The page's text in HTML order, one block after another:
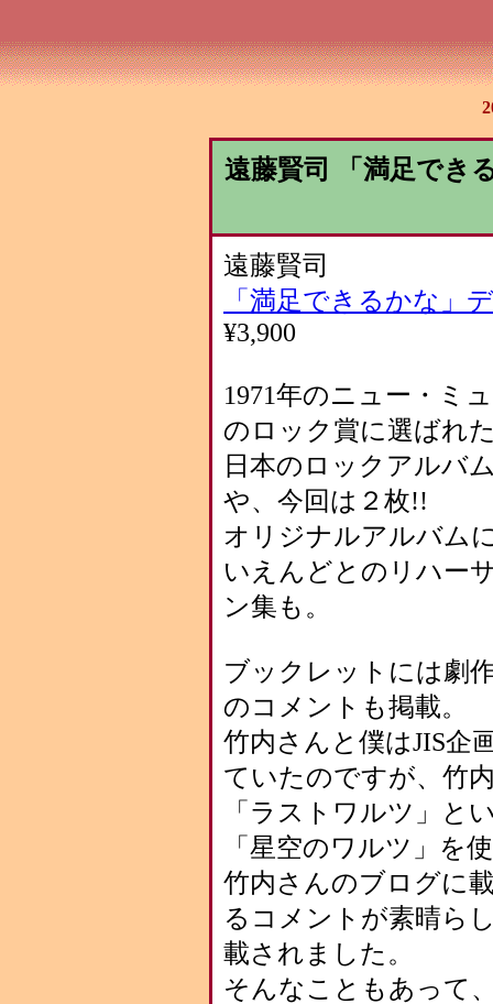
遠藤賢司 「満足でき
遠藤賢司
「満足できるかな」
¥3,900
1971年のニュー・ミ
のロック賞に選ばれ
日本のロックアルバ
や、今回は２枚!!
オリジナルアルバム
いえんどとのリハー
ン集も。
ブックレットには劇
のコメントも掲載。
竹内さんと僕はJIS企
ていたのですが、竹
「ラストワルツ」と
「星空のワルツ」を
竹内さんのブログに
るコメントが素晴ら
載されました。
そんなこともあって